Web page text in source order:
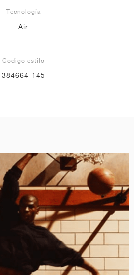
Tecnología
Air
Codigo estilo
384664-145